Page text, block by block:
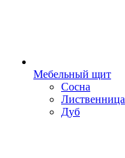
Мебельный щит
Сосна
Лиственница
Дуб